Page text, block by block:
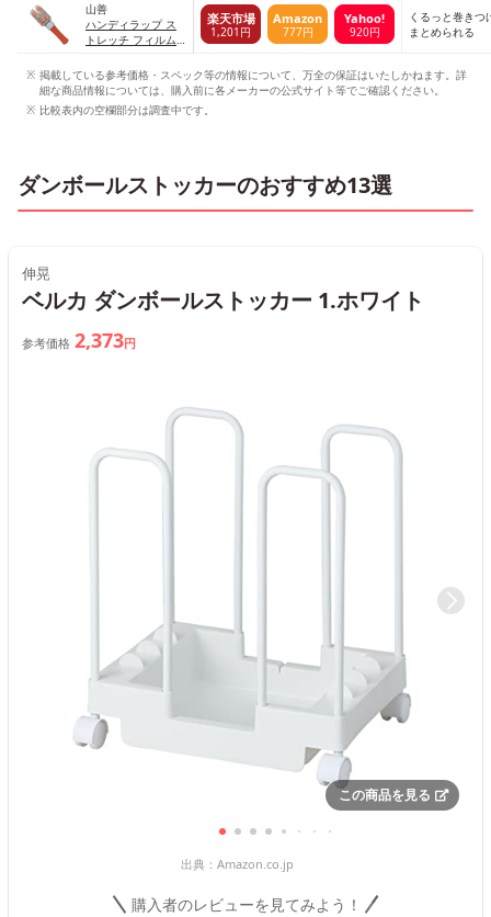
山善
ハンディラップ ス
トレッチ フィルム
楽天市場
1,201円
Amazon
777円
Yahoo!
920円
くるっと巻きつ
まとめられる
掲載している参考価格・スペック等の情報について、万全の保証はいたしかねます。詳
細な商品情報については、購入前に各メーカーの公式サイト等でご確認ください。
比較表内の空欄部分は調査中です。
ダンボールストッカーのおすすめ13選
伸晃
ベルカ ダンボールストッカー 1.ホワイト
参考価格 2,373円
この商品を見る
出典： Amazon.co.jp
購入者のレビューを見てみよう！